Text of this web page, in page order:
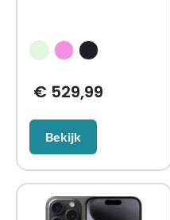
€529,99
Bekijk